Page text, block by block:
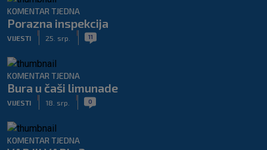
KOMENTAR TJEDNA
Porazna inspekcija
VIJESTI 25. srp. 11
KOMENTAR TJEDNA
Bura u čaši limunade
VIJESTI 18. srp. 0
KOMENTAR TJEDNA